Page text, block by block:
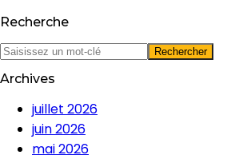
Recherche
Archives
juillet 2026
juin 2026
mai 2026